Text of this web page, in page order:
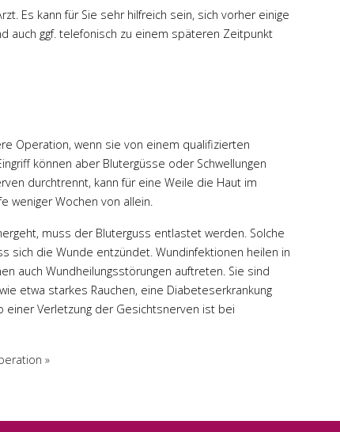
den Knien sehr
zufriedenstellend. Zudem
absolut zufrieden.
Mehr
Es kann für Sie sehr hilfreich sein, sich vorher einige
auch ggf. telefonisch zu einem späteren Zeitpunkt
Operation, wenn sie von einem qualifizierten
können aber Blutergüsse oder Schwellungen
durchtrennt, kann für eine Weile die Haut im
weniger Wochen von allein.
muss der Bluterguss entlastet werden. Solche
sich die Wunde entzündet. Wundinfektionen heilen in
auch Wundheilungsstörungen auftreten. Sie sind
etwa starkes Rauchen, eine Diabeteserkrankung
einer Verletzung der Gesichtsnerven ist bei
»